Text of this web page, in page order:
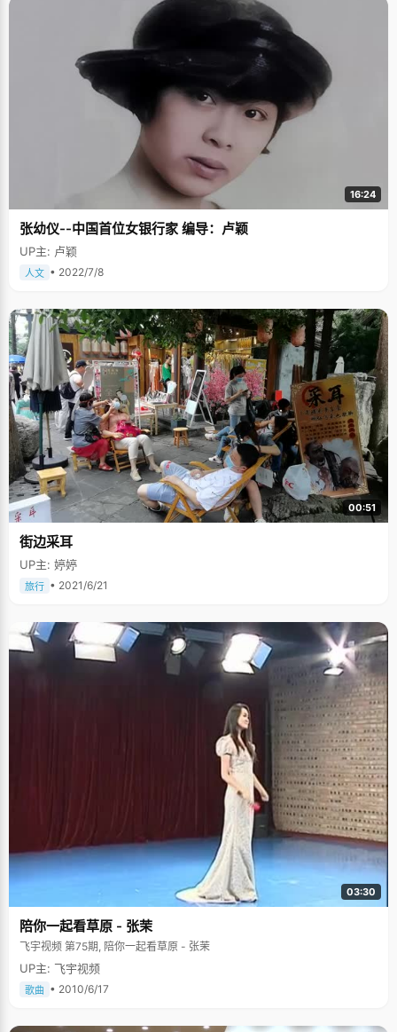
16:24
张幼仪--中国首位女银行家 编导：卢颖
UP主: 卢颖
人文 • 2022/7/8
00:51
街边采耳
UP主: 婷婷
旅行 • 2021/6/21
03:30
陪你一起看草原 - 张茉
飞宇视频 第75期, 陪你一起看草原 - 张茉
UP主: 飞宇视频
歌曲 • 2010/6/17